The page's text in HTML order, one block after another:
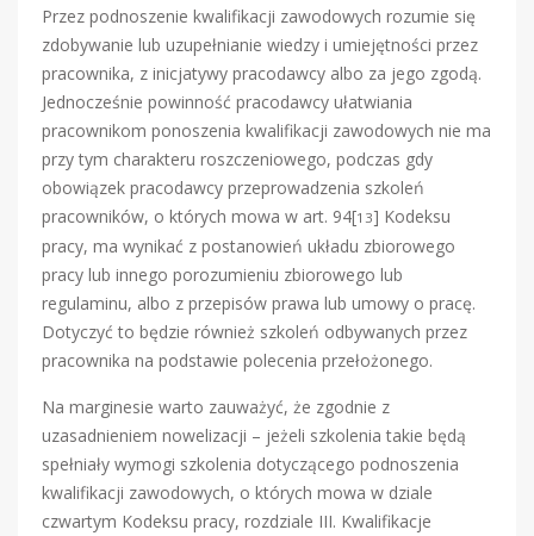
Przez podnoszenie kwalifikacji zawodowych rozumie się
zdobywanie lub uzupełnianie wiedzy i umiejętności przez
pracownika, z inicjatywy pracodawcy albo za jego zgodą.
Jednocześnie powinność pracodawcy ułatwiania
pracownikom ponoszenia kwalifikacji zawodowych nie ma
przy tym charakteru roszczeniowego, podczas gdy
obowiązek pracodawcy przeprowadzenia szkoleń
pracowników, o których mowa w art. 94[13] Kodeksu
pracy, ma wynikać z postanowień układu zbiorowego
pracy lub innego porozumieniu zbiorowego lub
regulaminu, albo z przepisów prawa lub umowy o pracę.
Dotyczyć to będzie również szkoleń odbywanych przez
pracownika na podstawie polecenia przełożonego.
Na marginesie warto zauważyć, że zgodnie z
uzasadnieniem nowelizacji – jeżeli szkolenia takie będą
spełniały wymogi szkolenia dotyczącego podnoszenia
kwalifikacji zawodowych, o których mowa w dziale
czwartym Kodeksu pracy, rozdziale III. Kwalifikacje